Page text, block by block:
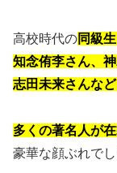
高校時代の同級
知念侑李さん、神
志田未来さんなど
多くの著名人が
豪華な顔ぶれでし